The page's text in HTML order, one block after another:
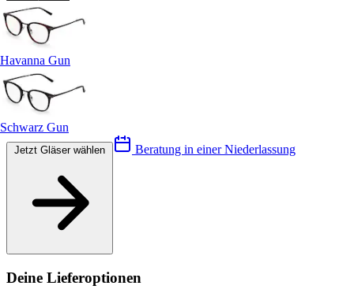
Havanna Gun
Schwarz Gun
Beratung in einer Niederlassung
Deine Lieferoptionen